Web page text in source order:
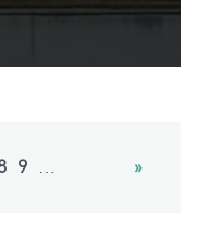
Page
9 …
Next
»